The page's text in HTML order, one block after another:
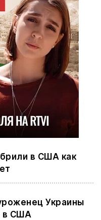
в США как
Украины
в США